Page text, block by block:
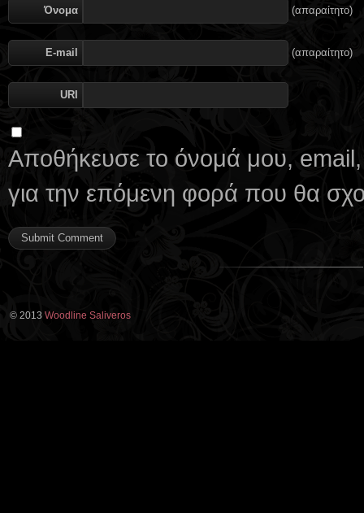
Όνομα (απαραίτητο)
E-mail (απαραίτητο)
URI
Αποθήκευσε το όνομά μου, email,
για την επόμενη φορά που θα
© 2013 Woodline Saliveros